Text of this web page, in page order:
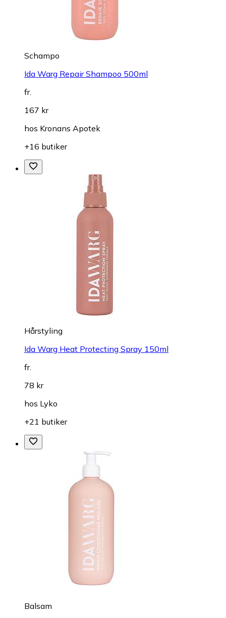
Schampo
Ida Warg Repair Shampoo 500ml
fr.
167 kr
hos Kronans Apotek
+16 butiker
Hårstyling
Ida Warg Heat Protecting Spray 150ml
fr.
78 kr
hos Lyko
+21 butiker
Balsam